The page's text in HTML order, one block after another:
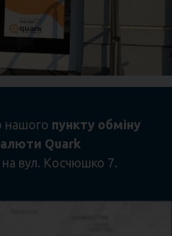
нашого пункту обміну
Quark
вул. Косчюшко 7.